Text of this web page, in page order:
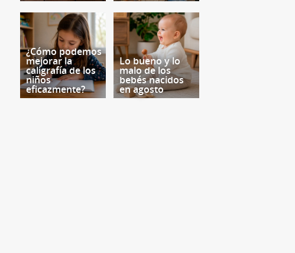
¿Cómo podemos
mejorar la
caligrafía de los
niños
eficazmente?
Lo bueno y lo
malo de los
bebés nacidos
en agosto